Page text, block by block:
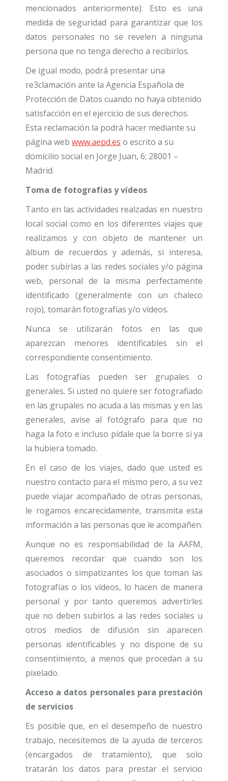
mencionados anteriormente). Esto es una
medida de seguridad para garantizar que los
datos personales no se revelen a ninguna
persona que no tenga derecho a recibirlos.
De igual modo, podrá presentar una
re3clamación ante la Agencia Española de
Protección de Datos cuando no haya obtenido
satisfacción en el ejercicio de sus derechos.
Esta reclamación la podrá hacer mediante su
página web www.aepd.es o escrito a su
domicilio social en Jorge Juan, 6; 28001 –
Madrid.
Toma de fotografías y vídeos
Tanto en las actividades realzadas en nuestro
local social como en los diferentes viajes que
realizamos y con objeto de mantener un
álbum de recuerdos y además, si interesa,
poder subirlas a las redes sociales y/o página
web, personal de la misma perfectamente
identificado (generalmente con un chaleco
rojo), tomarán fotografías y/o vídeos.
Nunca se utilizarán fotos en las que
aparezcan menores identificables sin el
correspondiente consentimiento.
Las fotografías pueden ser grupales o
generales. Si usted no quiere ser fotografiado
en las grupales no acuda a las mismas y en las
generales, avise al fotógrafo para que no
haga la foto e incluso pídale que la borre si ya
la hubiera tomado.
En el caso de los viajes, dado que usted es
nuestro contacto para el mismo pero, a su vez
puede viajar acompañado de otras personas,
le rogamos encarecidamente, transmita esta
información a las personas que le acompañen.
Aunque no es responsabilidad de la AAFM,
queremos recordar que cuando son los
asociados o simpatizantes los que toman las
fotografías o los vídeos, lo hacen de manera
personal y por tanto queremos advertirles
que no deben subirlos a las redes sociales u
otros medios de difusión sin aparecen
personas identificables y no dispone de su
consentimiento, a menos que procedan a su
pixelado.
Acceso a datos personales para prestación
de servicios
Es posible que, en el desempeño de nuestro
trabajo, necesitemos de la ayuda de terceros
(encargados de tratamiento), que solo
tratarán los datos para prestar el servicio